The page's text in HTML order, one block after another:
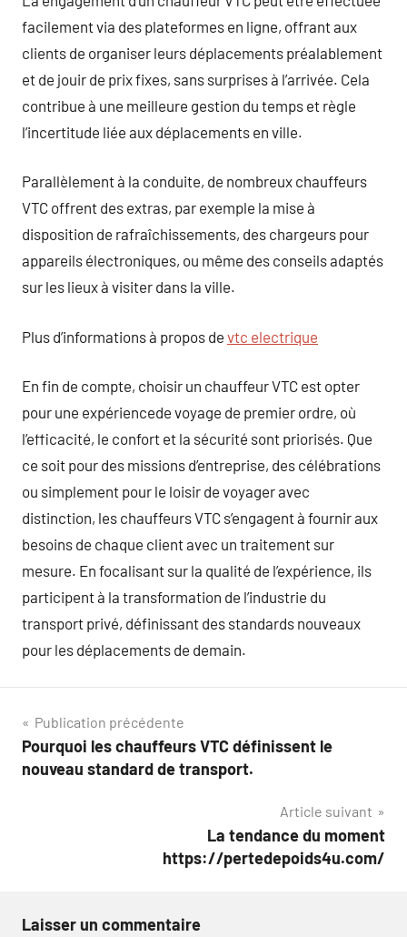
facilement via des plateformes en ligne, offrant aux
clients de organiser leurs déplacements préalablement
et de jouir de prix fixes, sans surprises à l’arrivée. Cela
contribue à une meilleure gestion du temps et règle
l’incertitude liée aux déplacements en ville.
Parallèlement à la conduite, de nombreux chauffeurs
VTC offrent des extras, par exemple la mise à
disposition de rafraîchissements, des chargeurs pour
appareils électroniques, ou même des conseils adaptés
sur les lieux à visiter dans la ville.
Plus d’informations à propos de vtc electrique
En fin de compte, choisir un chauffeur VTC est opter
pour une expériencede voyage de premier ordre, où
l’efficacité, le confort et la sécurité sont priorisés. Que
ce soit pour des missions d’entreprise, des célébrations
ou simplement pour le loisir de voyager avec
distinction, les chauffeurs VTC s’engagent à fournir aux
besoins de chaque client avec un traitement sur
mesure. En focalisant sur la qualité de l’expérience, ils
participent à la transformation de l’industrie du
transport privé, définissant des standards nouveaux
pour les déplacements de demain.
Navigation
de
Publication précédente
Pourquoi les chauffeurs VTC définissent le
nouveau standard de transport.
Article suivant
La tendance du moment
https://pertedepoids4u.com/
Laisser un commentaire